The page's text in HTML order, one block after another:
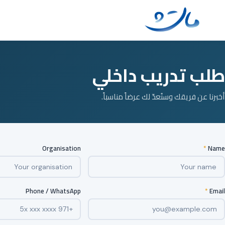
طلب تدريب داخلي
أخبرنا عن فريقك وسنُعدّ لك عرضاً مناسباً.
Name
*
Organisation
Email
*
Phone / WhatsApp